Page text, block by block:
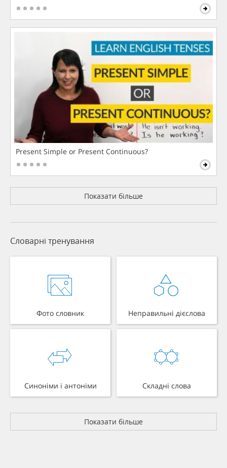
Present Simple or Present Continuous?
Показати більше
Словарні тренування
Фото словник Неправильні дієслова
Синоніми і антоніми Складні слова
Показати більше